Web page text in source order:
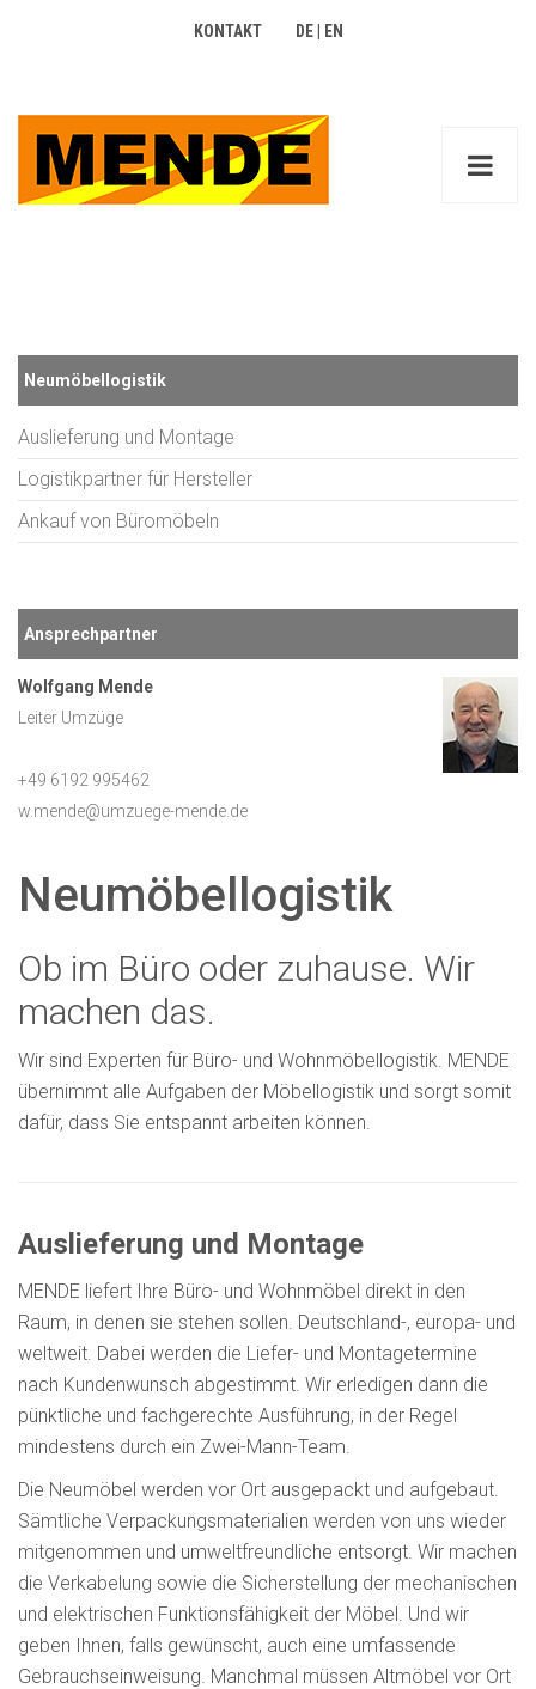
KONTAKT DE| EN
Neumöbellogistik
Auslieferung und Montage
Logistikpartner für Hersteller
Ankauf von Büromöbeln
Ansprechpartner
Wolfgang Mende
Leiter Umzüge
+49 6192 995462
w.mende@umzuege-mende.de
Neumöbellogistik
Ob im Büro oder zuhause. Wir
machen das.
Wir sind Experten für Büro- und Wohnmöbellogistik. MENDE
übernimmt alle Aufgaben der Möbellogistik und sorgt somit
dafür, dass Sie entspannt arbeiten können.
Auslieferung und Montage
MENDE liefert Ihre Büro- und Wohnmöbel direkt in den
Raum, in denen sie stehen sollen. Deutschland-, europa- und
weltweit. Dabei werden die Liefer- und Montagetermine
nach Kundenwunsch abgestimmt. Wir erledigen dann die
pünktliche und fachgerechte Ausführung, in der Regel
mindestens durch ein Zwei-Mann-Team.
Die Neumöbel werden vor Ort ausgepackt und aufgebaut.
Sämtliche Verpackungsmaterialien werden von uns wieder
mitgenommen und umweltfreundliche entsorgt. Wir machen
die Verkabelung sowie die Sicherstellung der mechanischen
und elektrischen Funktionsfähigkeit der Möbel. Und wir
geben Ihnen, falls gewünscht, auch eine umfassende
Gebrauchseinweisung. Manchmal müssen Altmöbel vor Ort